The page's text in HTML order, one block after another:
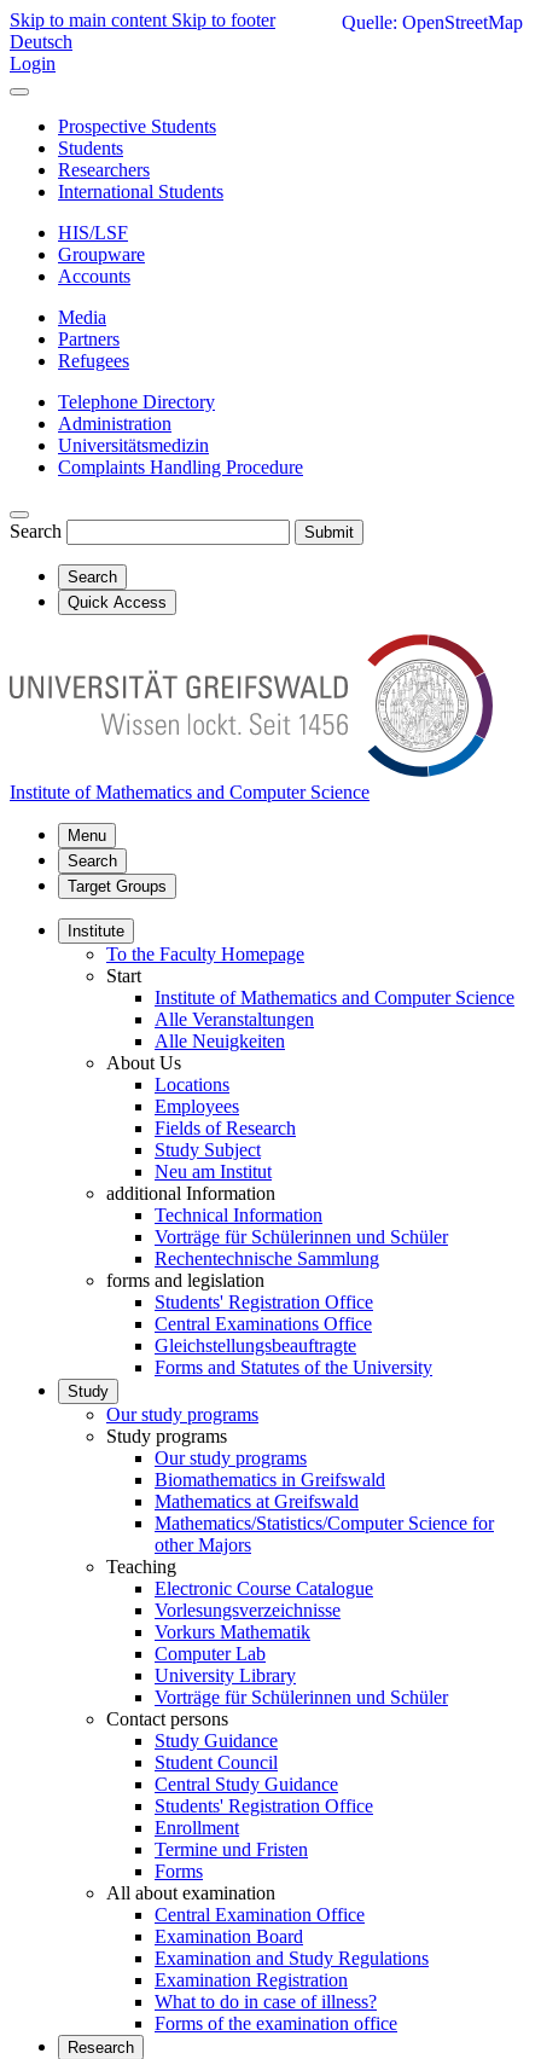
Skip to main content Skip to footer
Deutsch
Login
Prospective Students
Students
Researchers
International Students
HIS/LSF
Groupware
Accounts
Media
Partners
Refugees
Telephone Directory
Administration
Universitätsmedizin
Complaints Handling Procedure
Search Submit
Search
Quick Access
Institute of Mathematics and Computer Science
Menu
Search
Target Groups
Institute
To the Faculty Homepage
Start
Institute of Mathematics and Computer Science
Alle Veranstaltungen
Alle Neuigkeiten
About Us
Locations
Employees
Fields of Research
Study Subject
Neu am Institut
additional Information
Technical Information
Vorträge für Schülerinnen und Schüler
Rechentechnische Sammlung
forms and legislation
Students' Registration Office
Central Examinations Office
Gleichstellungsbeauftragte
Forms and Statutes of the University
Study
Our study programs
Study programs
Our study programs
Biomathematics in Greifswald
Mathematics at Greifswald
Mathematics/Statistics/Computer Science for
other Majors
Teaching
Electronic Course Catalogue
Vorlesungsverzeichnisse
Vorkurs Mathematik
Computer Lab
University Library
Vorträge für Schülerinnen und Schüler
Contact persons
Study Guidance
Student Council
Central Study Guidance
Students' Registration Office
Enrollment
Termine und Fristen
Forms
All about examination
Central Examination Office
Examination Board
Examination and Study Regulations
Examination Registration
What to do in case of illness?
Forms of the examination office
Research
Quelle: OpenStreetMap